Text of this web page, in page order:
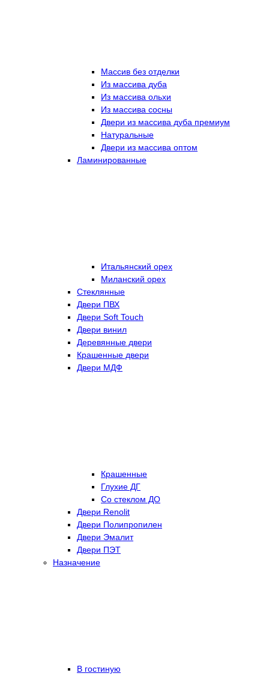
Массив без отделки
Из массива дуба
Из массива ольхи
Из массива сосны
Двери из массива дуба премиум
Натуральные
Двери из массива оптом
Ламинированные
Итальянский орех
Миланский орех
Стеклянные
Двери ПВХ
Двери Soft Touch
Двери винил
Деревянные двери
Крашенные двери
Двери МДФ
Крашенные
Глухие ДГ
Со стеклом ДО
Двери Renolit
Двери Полипропилен
Двери Эмалит
Двери ПЭТ
Назначение
В гостиную